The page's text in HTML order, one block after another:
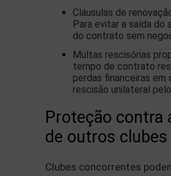
Cláusulas de
Para evitar a saída do
do contrato sem
Multas rescisórias
tempo de contrato
perdas financeiras em
rescisão unilateral
Proteção contra
de outros clubes
Clubes concorrentes